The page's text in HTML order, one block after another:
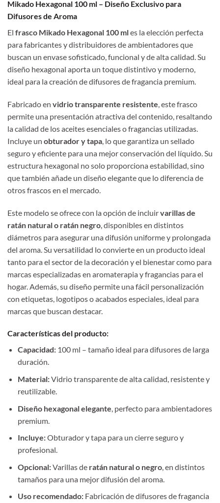
Mikado Hexagonal 100 ml – Diseño Exclusivo para
Difusores de Aroma
El frasco Mikado Hexagonal 100 mles la elección perfecta
para fabricantes y distribuidores de ambientadores que
buscan un envase sofisticado, funcional y de alta calidad. Su
diseño hexagonal aporta un toque distintivo y moderno,
ideal para la creación de difusores de fragancia premium.
Fabricado en vidrio transparente resistente , este frasco
permite una presentación atractiva del contenido, resaltando
la calidad de los aceites esenciales o fragancias utilizadas.
Incluye un obturador y tapa , lo que garantiza un sellado
seguro y eficiente para una mejor conservación del líquido. Su
estructura hexagonal no solo proporciona estabilidad, sino
que también añade un diseño elegante que lo diferencia de
otros frascos en el mercado.
Este modelo se ofrece con la opción de incluirvarillas de
ratán natural o ratán negro , disponibles en distintos
diámetros para asegurar una difusión uniforme y prolongada
del aroma. Su versatilidad lo convierte en un producto ideal
tanto para el sector de la decoración y el bienestar como para
marcas especializadas en aromaterapia y fragancias para el
hogar. Además, su diseño permite una fácil personalización
con etiquetas, logotipos o acabados especiales, ideal para
marcas que buscan destacar.
Características del producto:
Capacidad:100 ml – tamaño ideal para difusores de larga
duración.
Material:Vidrio transparente de alta calidad, resistente y
reutilizable.
Diseño hexagonal elegante , perfecto para ambientadores
premium.
Incluye:Obturador y tapa para un cierre seguro y
profesional.
Opcional:Varillas de ratán natural o negro, en distintos
tamaños para una mejor difusión del aroma.
Uso recomendado:Fabricación de difusores de fragancia